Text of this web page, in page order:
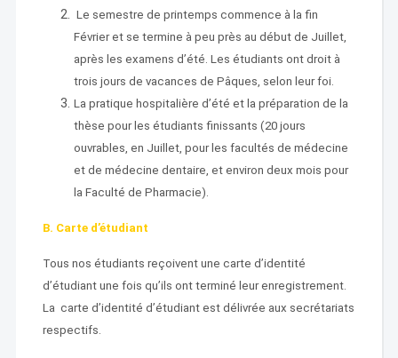
Le semestre de printemps commence à la fin
Février et se termine à peu près au début de Juillet,
après les examens d’été. Les étudiants ont droit à
trois jours de vacances de Pâques, selon leur foi.
La pratique hospitalière d’été et la préparation de la
thèse pour les étudiants finissants (20 jours
ouvrables, en Juillet, pour les facultés de médecine
et de médecine dentaire, et environ deux mois pour
la Faculté de Pharmacie).
B. Carte d’étudiant
Tous nos étudiants reçoivent une carte d’identité
d’étudiant une fois qu’ils ont terminé leur enregistrement.
La carte d’identité d’étudiant est délivrée aux secrétariats
respectifs.